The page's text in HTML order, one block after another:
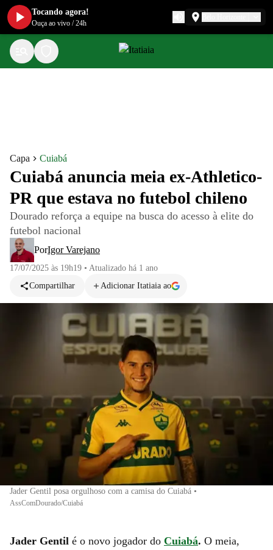
Capa Cuiabá
Cuiabá anuncia meia ex-Athletico-
PR que estava no futebol chileno
Dourado reforça a equipe na busca do acesso à elite do
futebol nacional
PorIgor Varejano
17/07/2025 às 19h19 • Atualizado há 1 ano
Compartilhar
Adicionar Itatiaia ao
Jader Gentil posa orgulhoso com a camisa do Cuiabá •
AssComDourado/Cuiabá
Jader Gentil é o novo jogador do Cuiabá. O meia,
Tocando agora!
Ouça ao vivo /24h